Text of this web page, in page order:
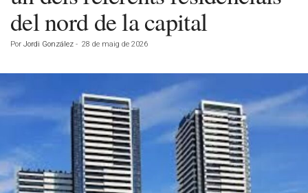
del nord de la capital
Por Jordi González - 28 de maig de 2026